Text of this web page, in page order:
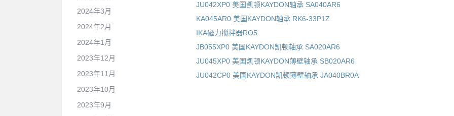
JU042XP0 美国凯顿KAYDON轴承 SA040AR6
KA045AR0 美国KAYDON轴承 RK6-33P1Z
IKA磁力搅拌器RO5
JB055XP0 美国KAYDON凯顿轴承 SA020AR6
JU045XP0 美国凯顿KAYDON薄壁轴承 SB020AR6
JU042CP0 美国KAYDON凯顿薄壁轴承 JA040BR0A
2024年3月
2024年2月
2024年1月
2023年12月
2023年11月
2023年10月
2023年9月